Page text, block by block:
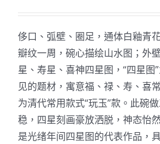
侈口、弧壁、圈足，通体白釉青
瓣纹一周，碗心描绘山水图；外
星、寿星、喜神四星图，“四星图
见的题材，寓意福、禄、寿、喜
为清代常用款式“玩玉”款。此碗
稳，四星刻画豪放洒脱，神态怡
是光绪年间四星图的代表作品，